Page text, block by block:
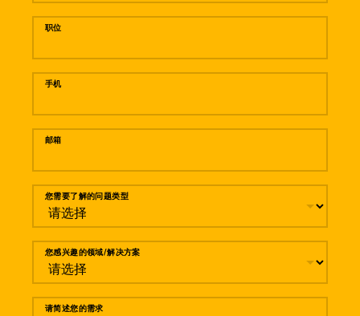
职位
手机
邮箱
您需要了解的问题类型
您感兴趣的领域/解决方案
请简述您的需求